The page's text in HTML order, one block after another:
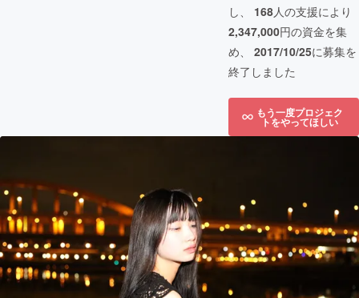
し、 168人の支援により
2,347,000円の資金を集
め、 2017/10/25に募集を
終了しました
もう一度プロジェク
トをやってほしい